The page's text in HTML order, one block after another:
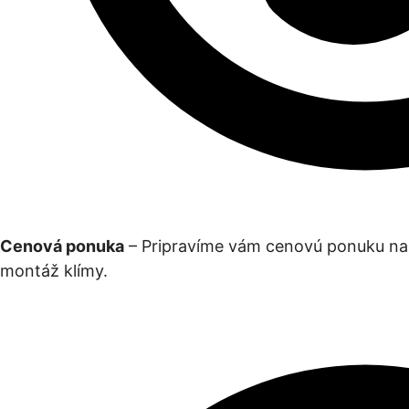
Cenová ponuka – Pripravíme vám cenovú ponuku na
montáž klímy.